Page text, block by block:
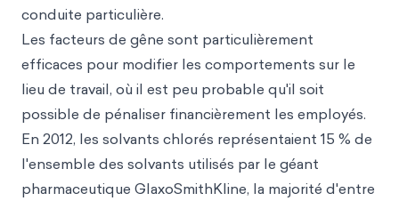
conduite particulière.
Les facteurs de gêne sont particulièrement
efficaces pour modifier les comportements sur le
lieu de travail, où il est peu probable qu'il soit
possible de pénaliser financièrement les employés.
En 2012, les solvants chlorés représentaient 15 % de
l'ensemble des solvants utilisés par le géant
pharmaceutique GlaxoSmithKline, la majorité d'entre